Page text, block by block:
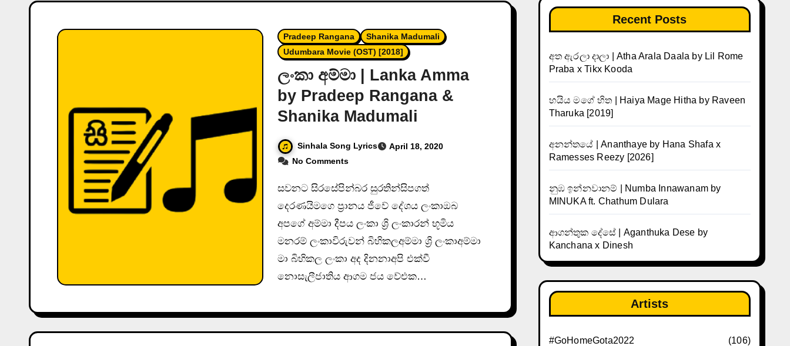
Pradeep Rangana
Shanika Madumali
Udumbara Movie (OST) [2018]
ලංකා අම්මා | Lanka Amma
by Pradeep Rangana &
Shanika Madumali
Sinhala Song Lyrics
April 18, 2020
No Comments
සවනට සිරසේපින්බර සුරතින්සිපගත්
දෙරණයිමගෙ ප්‍රානය ජීවේ දේශය ලංකාඔබ
අපගේ අම්මා දීපය ලංකා ශ්‍රි ලංකාරන් භූමිය
මනරම් ලංකාවිරුවන් බිහිකලඅම්මා ශ්‍රි ලංකාඅම්මා
මා බිහිකල ලංකා අද දිනනාඅපි එක්වී
නොසැලීජාතිය ආගම ජය වේඑක…
Recent Posts
අත ඇරලා දාලා | Atha Arala Daala by Lil Rome
Praba x Tikx Kooda
හයිය මගේ හිත | Haiya Mage Hitha by Raveen
Tharuka [2019]
අනන්තයේ | Ananthaye by Hana Shafa x
Ramesses Reezy [2026]
නුඹ ඉන්නවානම් | Numba Innawanam by
MINUKA ft. Chathum Dulara
ආගන්තුක දේසේ | Aganthuka Dese by
Kanchana x Dinesh
Artists
#GoHomeGota2022 (106)